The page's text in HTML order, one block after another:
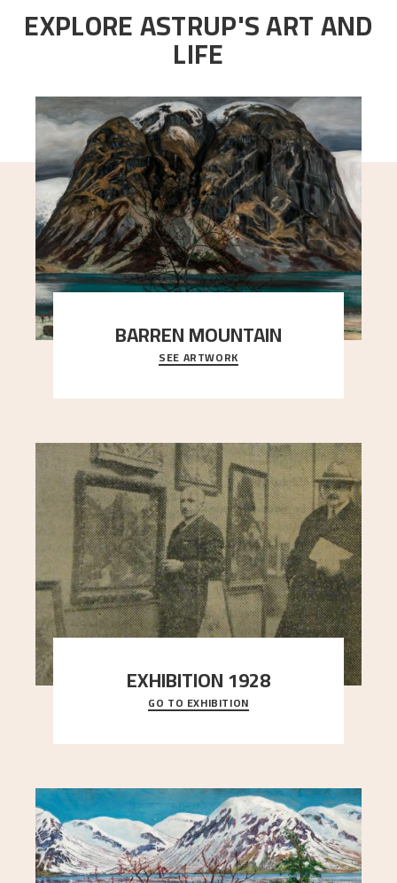
EXPLORE ASTRUP'S ART AND
LIFE
BARREN MOUNTAIN
A looming mountain dominates the picture plane
here, and stands in stark contrast to the slende
SEE ARTWORK
EXHIBITION 1928
When Astrup died in 1928, his friends Moritz Kaland
Simon Thorbjørnsen at the Art Society took
GO TO EXHIBITION